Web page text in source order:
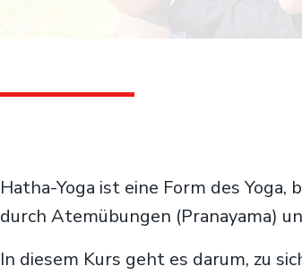
Hatha-Yoga ist eine Form des
durch Atemübungen (Pranayama)
In diesem Kurs geht es darum, zu